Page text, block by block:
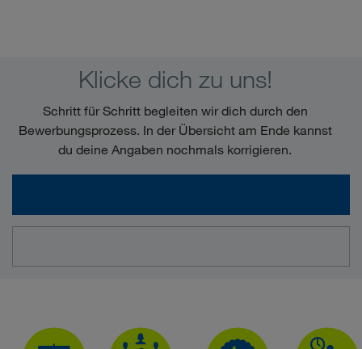
Klicke dich zu uns!
Schritt für Schritt begleiten wir dich durch den
Bewerbungsprozess. In der Übersicht am Ende kannst
du deine Angaben nochmals korrigieren.